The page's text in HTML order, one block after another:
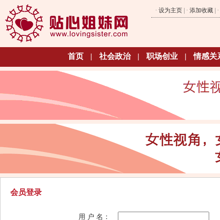
· 设为主页 | · 添加收藏 | ·
首页 | 社会政治 | 职场创业 | 情感关
会员登录
用 户 名：